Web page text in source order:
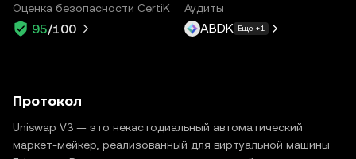
Оценка безопасности CertiK
95/100
Аудиты
ABDK Еще +1
Протокол
Uniswap V3 — это некастодиальный автоматический
маркет-мейкер, реализованный для виртуальной машины